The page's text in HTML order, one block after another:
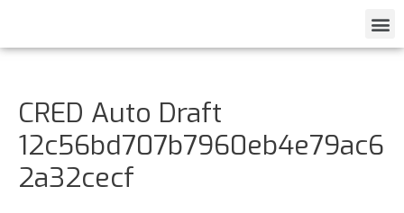
CRED Auto Draft
12c56bd707b7960eb4e79ac6
2a32cecf